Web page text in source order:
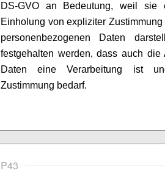
DS-GVO an Bedeutung, weil sie
Einholung von expliziter
personenbezogenen Daten
festgehalten werden, dass auch die
Daten eine Verarbeitung ist
Zustimmung bedarf.
P43